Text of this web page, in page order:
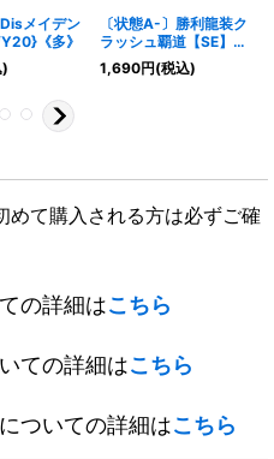
メイデン
《多》
〔状態A-〕勝利龍装ク
ラッシュ覇道【SE】
{RP05S7秘/S10}《火》
1,690円(税込)
めて購入される方は必ずご確
の詳細はこちら
ての詳細はこちら
ついての詳細はこちら